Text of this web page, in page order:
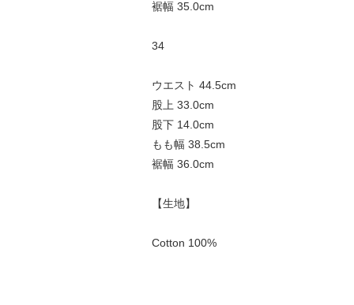
裾幅 35.0cm
34
ウエスト 44.5cm
股上 33.0cm
股下 14.0cm
もも幅 38.5cm
裾幅 36.0cm
【生地】
Cotton 100%